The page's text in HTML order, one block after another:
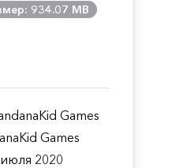
934.07 MB
Games
Games
2020